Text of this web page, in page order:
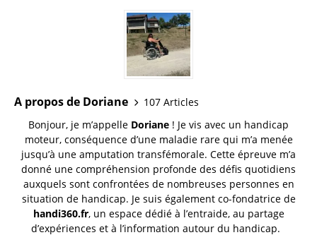
A propos de Doriane
107 Articles
Bonjour, je m’appelle Doriane ! Je vis avec un handicap
moteur, conséquence d’une maladie rare qui m’a menée
jusqu’à une amputation transfémorale. Cette épreuve m’a
donné une compréhension profonde des défis quotidiens
auxquels sont confrontées de nombreuses personnes en
situation de handicap. Je suis également co-fondatrice de
handi360.fr, un espace dédié à l’entraide, au partage
d’expériences et à l’information autour du handicap.